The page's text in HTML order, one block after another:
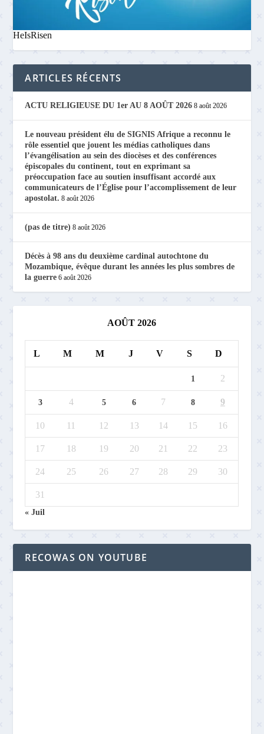
HeIsRisen
ARTICLES RÉCENTS
ACTU RELIGIEUSE DU 1er AU 8 AOÛT 2026 8 août 2026
Le nouveau président élu de SIGNIS Afrique a reconnu le
rôle essentiel que jouent les médias catholiques dans
l’évangélisation au sein des diocèses et des conférences
épiscopales du continent, tout en exprimant sa
préoccupation face au soutien insuffisant accordé aux
communicateurs de l’Église pour l’accomplissement de leur
apostolat. 8 août 2026
(pas de titre) 8 août 2026
Décès à 98 ans du deuxième cardinal autochtone du
Mozambique, évêque durant les années les plus sombres de
la guerre 6 août 2026
AOÛT 2026
L M M J V S D
1 2
3 4 5 6 7 8 9
10 11 12 13 14 15 16
17 18 19 20 21 22 23
24 25 26 27 28 29 30
31
« Juil
RECOWAS ON YOUTUBE